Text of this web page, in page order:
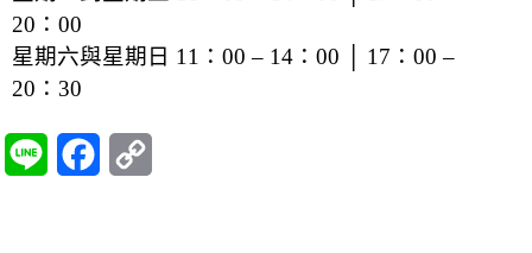
20：00
星期六與星期日 11：00 – 14：00 │ 17：00 –
20：30